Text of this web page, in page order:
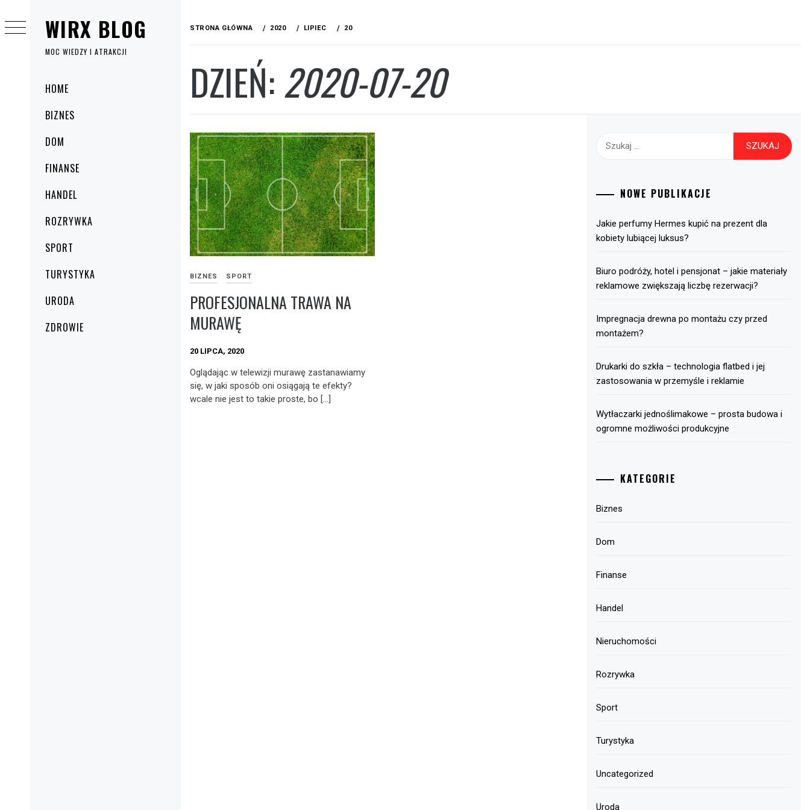
WIRX BLOG
MOC WIEDZY I ATRAKCJI
Menu
główne
HOME
BIZNES
DOM
FINANSE
HANDEL
ROZRYWKA
SPORT
TURYSTYKA
URODA
ZDROWIE
do
treści
STRONA GŁÓWNA 2020 LIPIEC 20
DZIEŃ:2020-07-20
BIZNES SPORT
PROFESJONALNA TRAWA NA
MURAWĘ
20 LIPCA, 2020
Oglądając w telewizji murawę zastanawiamy
się, w jaki sposób oni osiągają te efekty?
wcale nie jest to takie proste, bo […]
Szukaj:
NOWE PUBLIKACJE
Jakie perfumy Hermes kupić na prezent dla
kobiety lubiącej luksus?
Biuro podróży, hotel i pensjonat – jakie materiały
reklamowe zwiększają liczbę rezerwacji?
Impregnacja drewna po montażu czy przed
montażem?
Drukarki do szkła – technologia flatbed i jej
zastosowania w przemyśle i reklamie
Wytłaczarki jednoślimakowe – prosta budowa i
ogromne możliwości produkcyjne
KATEGORIE
Biznes
Dom
Finanse
Handel
Nieruchomości
Rozrywka
Sport
Turystyka
Uncategorized
Uroda